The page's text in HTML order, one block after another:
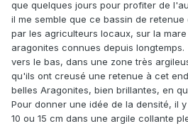
que quelques jours pour profiter de
il me semble que ce bassin de
par les agriculteurs locaux, sur la
aragonites connues depuis longtemps.
vers le bas, dans une zone très
qu'ils ont creusé une retenue à cet
belles Aragonites, bien brillantes, en
Pour donner une idée de la densité, il
10 ou 15 cm dans une argile collante